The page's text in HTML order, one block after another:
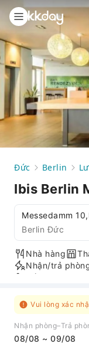
Đức Berlin
Ibis Berlin
Messedamm
Berlin Đức
Nhà hàng
Nhận/trả
Lối đi phù hợp
Vui lòng xác
Nhận phòng–Trả
08/08 ~ 09/08